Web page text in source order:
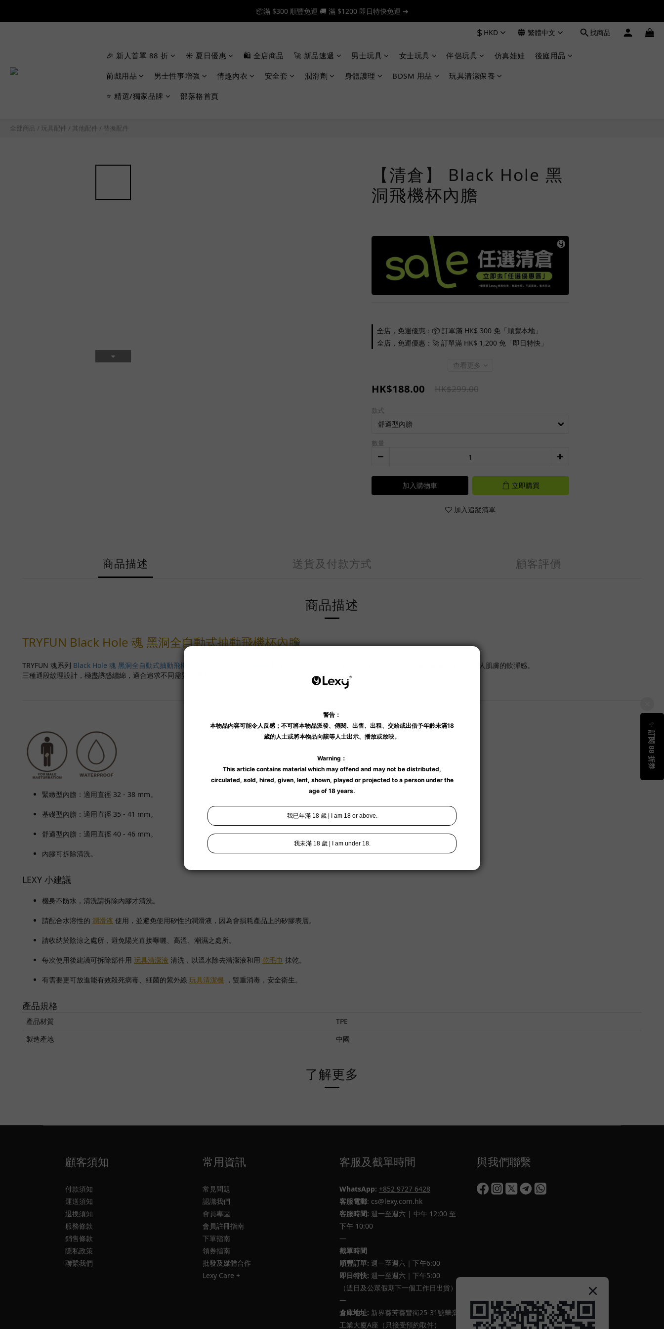
📦滿 $300 順豐免運 🚚 滿 $1200 即日特快免運 ➔
📦滿 $300 順豐免運 🚚 滿 $1200 即日特快免運 ➔
📦滿 $300 順豐免運 🚚 滿 $1200 即日特快免運 ➔
$ HKD 繁體中文 找商品
🎉 新人首單 88 折 ☀️ 夏日優惠 🛍️ 全店商品 🚀 新品速遞 男士玩具 女士玩具 伴侶玩具 仿真娃娃 後庭用品
前戲用品 男士性事增強 情趣內衣 安全套 潤滑劑 身體護理 BDSM 用品 玩具清潔保養
⭐ 精選/獨家品牌 部落格首頁
全部商品 / 玩具配件 / 其他配件 / 替換配件
【清倉】 Black Hole 黑
洞飛機杯內膽
全店，免運優惠：📦 訂單滿 HK$ 300 免「順豐本地」
全店，免運優惠：🚀 訂單滿 HK$ 1,200 免「即日特快」
查看更多
HK$299.00
HK$188.00
款式
數量
加入購物車 立即購買
加入追蹤清單
商品描述 送貨及付款方式 顧客評價
商品描述
TRYFUN Black Hole 魂 黑洞全自動式抽動飛機杯內膽
TRYFUN 魂系列 Black Hole 魂 黑洞全自動式抽動飛機杯
配有共 3 款不同設計內膽設計，精心設計的肉感極彈軟膠，還原如真人肌膚的軟彈感。
三種通段紋理設計，極盡誘惑纏綿，適合追求不同需要的男士。
緊緻型內膽：適用直徑 32 - 38 mm。
基礎型內膽：適用直徑 35 - 41 mm。
舒適型內膽：適用直徑 40 - 46 mm。
內膠可拆除清洗。
LEXY 小建議
機身不防水，清洗請拆除內膠才清洗。
請配合水溶性的 潤滑液 使用，並避免使用矽性的潤滑液，因為會損耗產品上的矽膠表層。
請收納於陰涼之處所，避免陽光直接曝曬、高溫、潮濕之處所。
每次使用後建議可拆除部件用 玩具清潔液 清洗，以溫水除去清潔液和用 乾毛巾 抺乾。
有需要更可放進能有效殺死病毒、細菌的紫外線 玩具清潔機 ，雙重消毒，安全衛生。
產品規格
產品材質
TPE
製造產地
中國
了解更多
顧客須知
付款須知
運送須知
退換須知
服務條款
銷售條款
隱私政策
聯繫我們
常用資訊
常見問題
認識我們
會員專區
會員註冊指南
下單指南
領券指南
批發及媒體合作
Lexy Care +
客服及截單時間
WhatsApp: +852 9727 6428
客服電郵: cs@lexy.com.hk
客服時間: 週一至週六 | 中午 12:00 至
下午 10:00
—
截單時間
順豐訂單: 週一至週六｜下午6:00
即日特快: 週一至週六｜下午5:00
（週日及公眾假期下一個工作日出貨）
—
倉庫地址: 新界葵芳葵豐街25-31號華業
工業大廈A座（只接受預約取件）
與我們聯繫